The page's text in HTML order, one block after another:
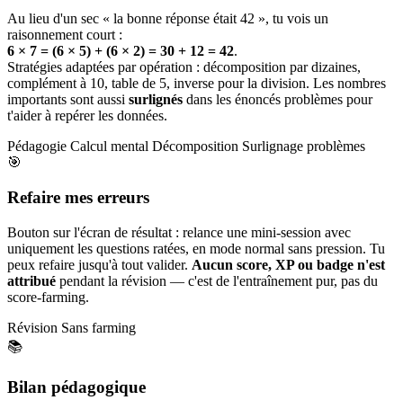
Au lieu d'un sec « la bonne réponse était 42 », tu vois un
raisonnement court :
6 × 7 = (6 × 5) + (6 × 2) = 30 + 12 = 42.
Stratégies adaptées par opération : décomposition par dizaines,
complément à 10, table de 5, inverse pour la division. Les nombres
importants sont aussi surlignés dans les énoncés problèmes pour
t'aider à repérer les données.
Pédagogie Calcul mental Décomposition Surlignage problèmes
🎯
Refaire mes erreurs
Bouton sur l'écran de résultat : relance une mini-session avec
uniquement les questions ratées, en mode normal sans pression. Tu
peux refaire jusqu'à tout valider. Aucun score, XP ou badge n'est
attribué pendant la révision — c'est de l'entraînement pur, pas du
score-farming.
Révision Sans farming
📚
Bilan pédagogique